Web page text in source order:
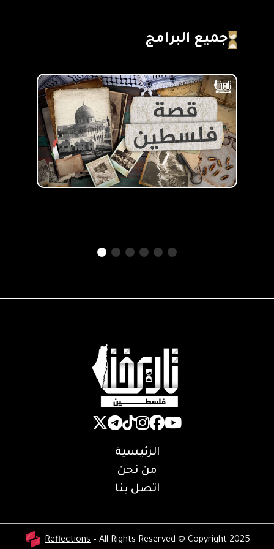
جميع البرامج
من الفاء إلى النون
عدد الحلقات :18
الرئيسية
من نحن
اتصل بنا
Reflections – All Rights Reserved © Copyright 2025